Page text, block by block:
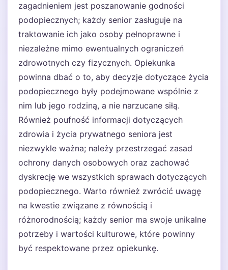
zagadnieniem jest poszanowanie godności
podopiecznych; każdy senior zasługuje na
traktowanie ich jako osoby pełnoprawne i
niezależne mimo ewentualnych ograniczeń
zdrowotnych czy fizycznych. Opiekunka
powinna dbać o to, aby decyzje dotyczące życia
podopiecznego były podejmowane wspólnie z
nim lub jego rodziną, a nie narzucane siłą.
Również poufność informacji dotyczących
zdrowia i życia prywatnego seniora jest
niezwykle ważna; należy przestrzegać zasad
ochrony danych osobowych oraz zachować
dyskrecję we wszystkich sprawach dotyczących
podopiecznego. Warto również zwrócić uwagę
na kwestie związane z równością i
różnorodnością; każdy senior ma swoje unikalne
potrzeby i wartości kulturowe, które powinny
być respektowane przez opiekunkę.